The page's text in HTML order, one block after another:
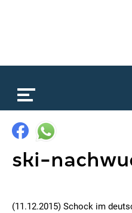
ski-
(11.12.2015) Schock im